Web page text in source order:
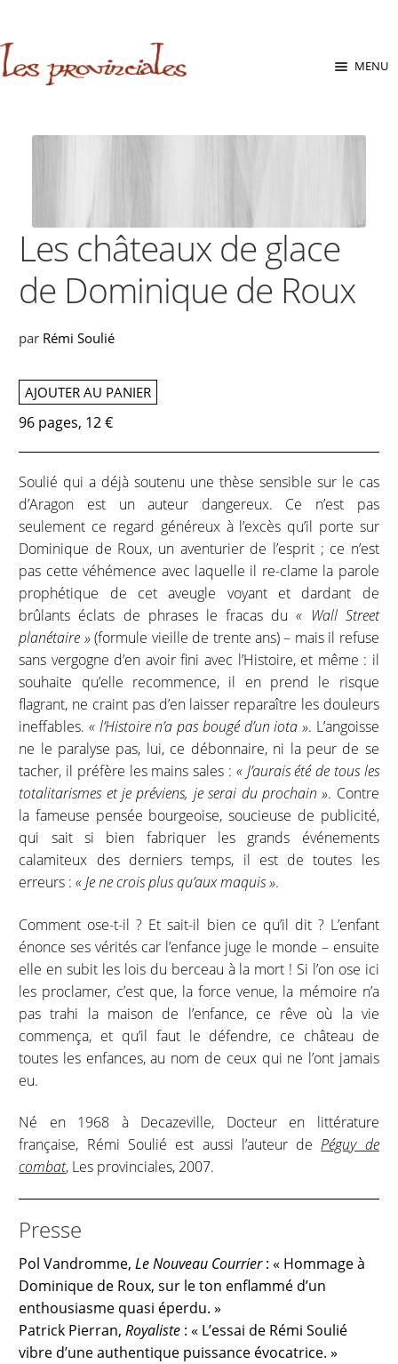
Aller
à
Aller
au
MENU
Les châteaux de glace
de Dominique de Roux
par Rémi Soulié
AJOUTER AU PANIER
96 pages, 12 €
Soulié qui a déjà soutenu une thèse sensible sur le cas
d’Aragon est un auteur dangereux. Ce n’est pas
seulement ce regard généreux à l’excès qu’il porte sur
Dominique de Roux, un aventurier de l’esprit ; ce n’est
pas cette véhémence avec laquelle il re-clame la parole
prophétique de cet aveugle voyant et dardant de
brûlants éclats de phrases le fracas du« Wall Street
planétaire »(formule vieille de trente ans) – mais il refuse
sans vergogne d’en avoir fini avec l’Histoire, et même : il
souhaite qu’elle recommence, il en prend le risque
flagrant, ne craint pas d’en laisser reparaître les douleurs
ineffables. « l’Histoire n’a pas bougé d’un iota ». L’angoisse
ne le paralyse pas, lui, ce débonnaire, ni la peur de se
tacher, il préfère les mains sales : « J’aurais été de tous les
totalitarismes et je préviens, je serai du prochain ». Contre
la fameuse pensée bourgeoise, soucieuse de publicité,
qui sait si bien fabriquer les grands événements
calamiteux des derniers temps, il est de toutes les
erreurs :« Je ne crois plus qu’aux maquis ».
Comment ose-t-il ? Et sait-il bien ce qu’il dit ? L’enfant
énonce ses vérités car l’enfance juge le monde – ensuite
elle en subit les lois du berceau à la mort ! Si l’on ose ici
les proclamer, c’est que, la force venue, la mémoire n’a
pas trahi la maison de l’enfance, ce rêve où la vie
commença, et qu’il faut le défendre, ce château de
toutes les enfances, au nom de ceux qui ne l’ont jamais
eu.
Né en 1968 à Decazeville, Docteur en littérature
française, Rémi Soulié est aussi l’auteur dePéguy de
combat, Les provinciales, 2007.
Presse
Pol Vandromme,Le Nouveau Courrier: « Hommage à
Dominique de Roux, sur le ton enflammé d’un
enthousiasme quasi éperdu. »
Patrick Pierran,Royaliste : « L’essai de Rémi Soulié
vibre d’une authentique puissance évocatrice. »